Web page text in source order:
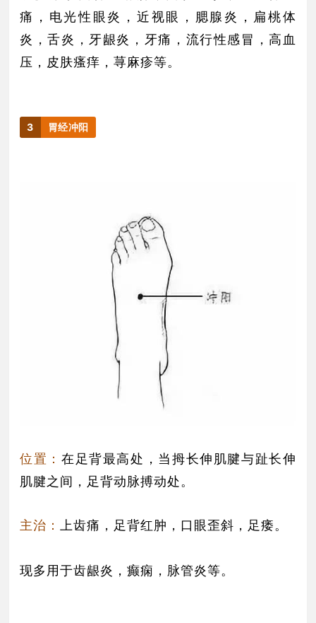
痛，电光性眼炎，近视眼，腮腺炎，扁桃体
炎，舌炎，牙龈炎，牙痛，流行性感冒，高血
压，皮肤瘙痒，荨麻疹等。
3 胃经冲阳
位置： 在足背最高处，当拇长伸肌腱与趾长伸
肌腱之间，足背动脉搏动处。
主治：上齿痛，足背红肿，口眼歪斜，足痿。
现多用于齿龈炎，癫痫，脉管炎等。